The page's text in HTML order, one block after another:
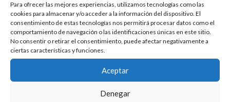
Para ofrecer las mejores experiencias, utilizamos tecnologías como las
cookies para almacenar y/o acceder a la información del dispositivo. El
consentimiento de estas tecnologías nos permitirá procesar datos como el
comportamiento de navegación o las identificaciones únicas en este sitio.
No consentir o retirar el consentimiento, puede afectar negativamente a
ciertas características y funciones.
Aceptar
Denegar
no tuvo mucho éxito y solo
duró 40 episodios, con un
doble episodio hacia el final
donde el equipo original se une
Los auténticos Cazafantasmas
es una de las series más